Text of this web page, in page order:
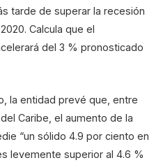
tarde de superar la recesión
Calcula que el
del 3 % pronosticado
la entidad prevé que, entre
Caribe, el aumento de la
“un sólido 4.9 por ciento en
levemente superior al 4.6 %